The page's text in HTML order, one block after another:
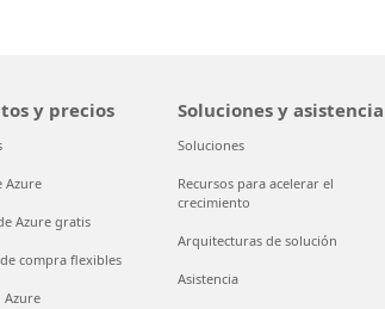
y precios
Azure
Azure gratis
compra flexibles
Azure
Soluciones y asistencia
Soluciones
Recursos para acelerar el
crecimiento
Arquitecturas de solución
Asistencia